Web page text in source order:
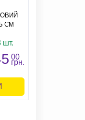
СМ
шт.
00
грн.